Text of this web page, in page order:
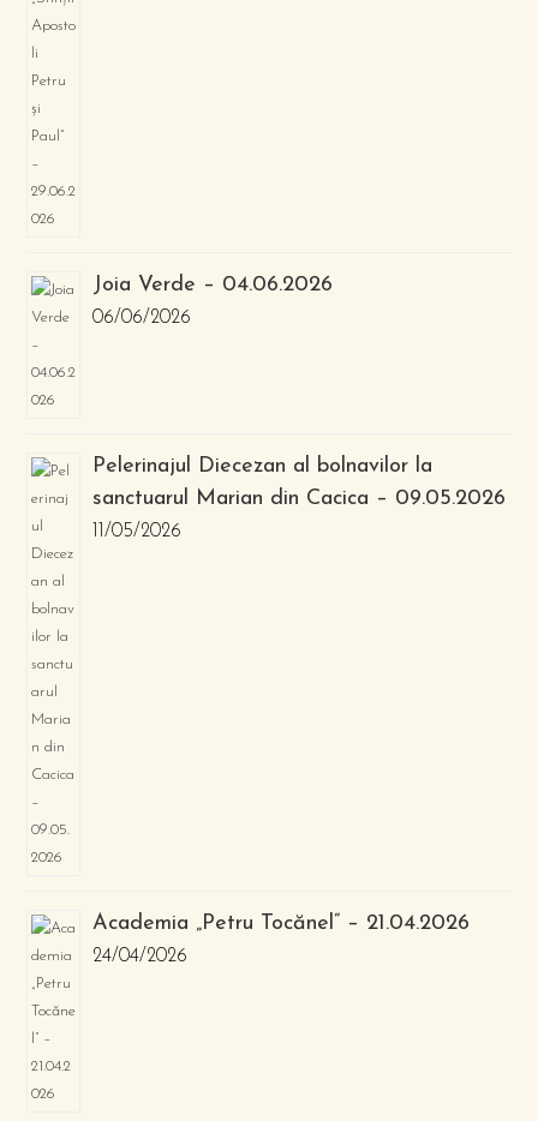
Joia Verde – 04.06.2026
06/06/2026
Pelerinajul Diecezan al bolnavilor la
sanctuarul Marian din Cacica – 09.05.2026
11/05/2026
Academia „Petru Tocănel” – 21.04.2026
24/04/2026